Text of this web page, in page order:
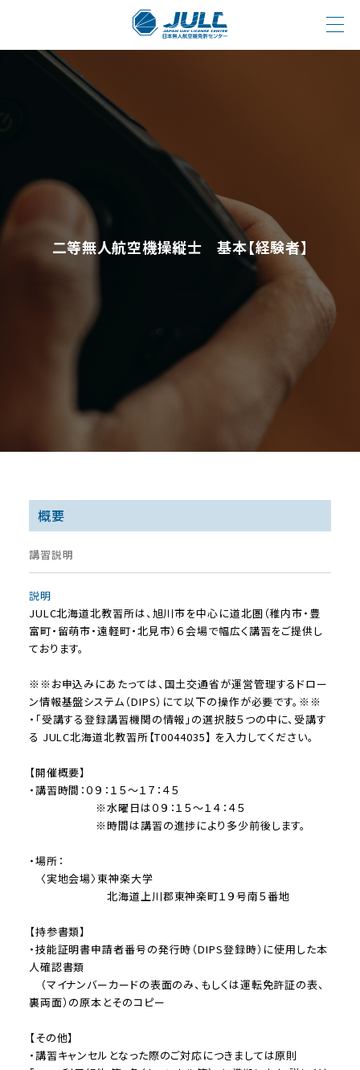
二等無人航空機操縦士 基本【経験者】
概要
講習説明
説明
JULC北海道北教習所は、旭川市を中心に道北圏（稚内市・豊
富町・留萌市・遠軽町・北見市）６会場で幅広く講習をご提供し
ております。
※※お申込みにあたっては、国⼟交通省が運営管理するドロー
ン情報基盤システム（DIPS）にて以下の操作が必要です。※※
・「受講する登録講習機関の情報」の選択肢５つの中に、受講す
る JULC北海道北教習所【T0044035】 を入力してください。
【開催概要】
・講習時間：０９：１５～１７：４５
※水曜日は０９：１５～１４：４５
※時間は講習の進捗により多少前後します。
・場所：
〈実地会場〉東神楽大学
北海道上川郡東神楽町１９号南５番地
【持参書類】
・技能証明書申請者番号の発行時（DIPS登録時）に使用した本
人確認書類
（マイナンバーカードの表面のみ、もしくは運転免許証の表、
裏両面）の原本とそのコピー
【その他】
・講習キャンセルとなった際のご対応につきましては原則